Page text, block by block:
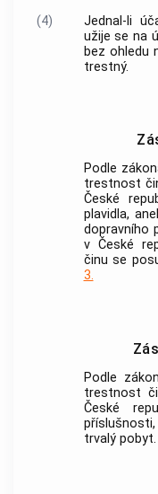
(4)
Jednal-li
užije se na
bez ohledu
trestný.
Podle
trestnost
České
plavidla,
dopravního
v České
činu se
3.
Podle
trestnost
České
trvalý pobyt.